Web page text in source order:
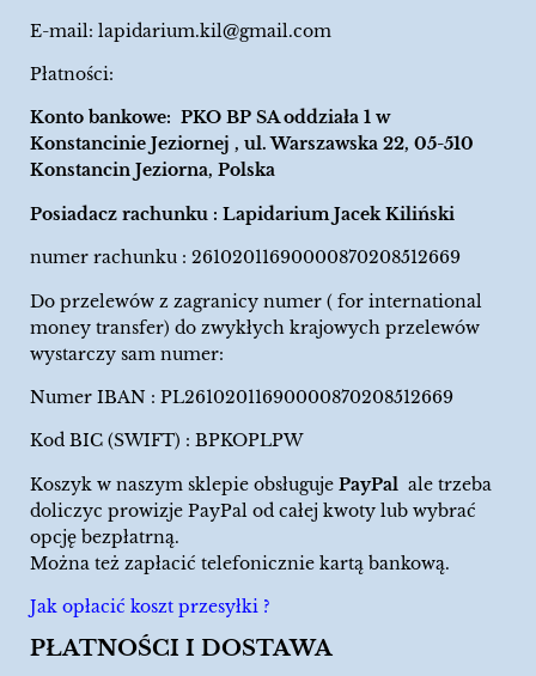
E-mail: lapidarium.kil@gmail.com
Płatności:
Konto bankowe: PKO BP SA oddziała 1 w
Konstancinie Jeziornej , ul. Warszawska 22, 05-510
Konstancin Jeziorna, Polska
Posiadacz rachunku : Lapidarium Jacek Kiliński
numer rachunku : 26102011690000870208512669
Do przelewów z zagranicy numer ( for international
money transfer) do zwykłych krajowych przelewów
wystarczy sam numer:
Numer IBAN : PL26102011690000870208512669
Kod BIC (SWIFT) : BPKOPLPW
Koszyk w naszym sklepie obsługuje PayPal ale trzeba
doliczyc prowizje PayPal od całej kwoty lub wybrać
opcję bezpłatrną.
Można też zapłacić telefonicznie kartą bankową.
Jak opłacić koszt przesyłki ?
PŁATNOŚCI I DOSTAWA